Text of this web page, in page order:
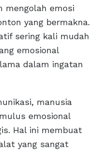
mengolah emosi
yang bermakna.
sering kali mudah
emosional
dalam ingatan
manusia
emosional
Hal ini membuat
yang sangat